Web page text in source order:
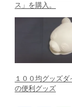
ス」を購入。
１００均グッズダ
の便利グッズ